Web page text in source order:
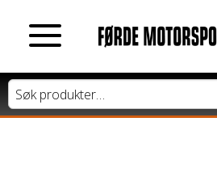
MOTORSYKLER